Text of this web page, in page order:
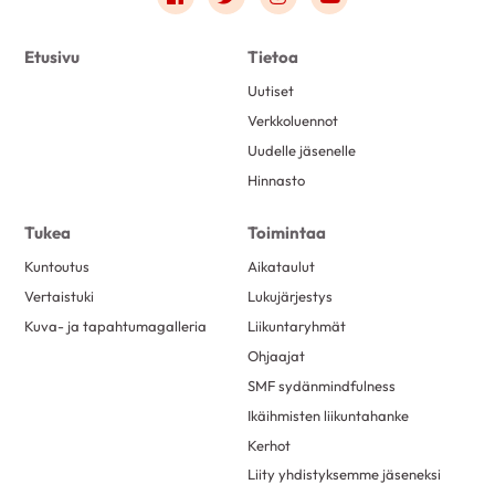
Etusivu Tietoa
Uutiset
Verkkoluennot
Uudelle jäsenelle
Hinnasto
Tukea
Kuntoutus
Vertaistuki
Kuva- ja tapahtumagalleria
Toimintaa
Aikataulut
Lukujärjestys
Liikuntaryhmät
Ohjaajat
SMF sydänmindfulness
Ikäihmisten liikuntahanke
Kerhot
Liity yhdistyksemme jäseneksi